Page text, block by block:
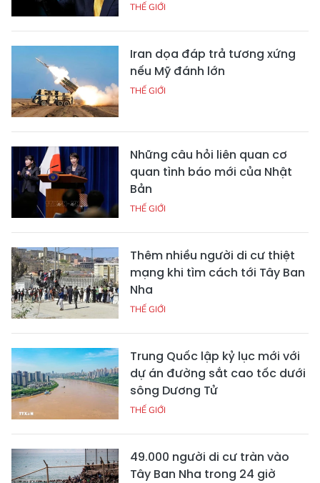
THẾ GIỚI
Iran dọa đáp trả tương xứng
nếu Mỹ đánh lớn
THẾ GIỚI
Những câu hỏi liên quan cơ
quan tình báo mới của Nhật
Bản
THẾ GIỚI
Thêm nhiều người di cư thiệt
mạng khi tìm cách tới Tây Ban
Nha
THẾ GIỚI
Trung Quốc lập kỷ lục mới với
dự án đường sắt cao tốc dưới
sông Dương Tử
THẾ GIỚI
49.000 người di cư tràn vào
Tây Ban Nha trong 24 giờ